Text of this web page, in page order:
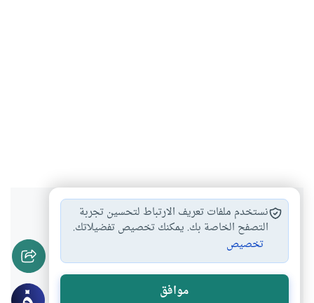
هل انتفعت بهذا المحتوى؟
نعم لا
نستخدم ملفات تعريف الارتباط لتحسين تجربة
التصفح الخاصة بك. يمكنك تخصيص تفضيلاتك.
تخصيص
موافق